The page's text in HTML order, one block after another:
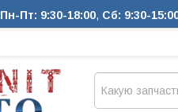
Пн-Пт: 9:30-18:00, Сб: 9:30-